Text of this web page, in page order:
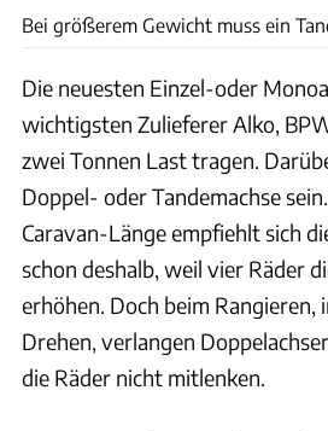
Bei größerem Gewicht muss ein
Die neuesten Einzel-oder
wichtigsten Zulieferer Alko,
zwei Tonnen Last tragen.
Doppel- oder Tandemachse
Caravan-Länge empfiehlt sich
schon deshalb, weil vier Räder
erhöhen. Doch beim Rangieren,
Drehen, verlangen
die Räder nicht mitlenken.